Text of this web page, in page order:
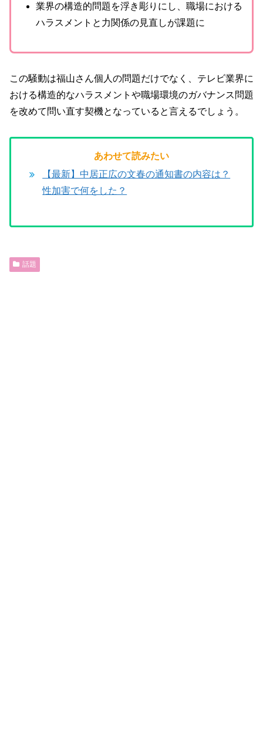
業界の構造的問題を浮き彫りにし、職場における
ハラスメントと力関係の見直しが課題に
この騒動は福山さん個人の問題だけでなく、テレビ業界に
おける構造的なハラスメントや職場環境のガバナンス問題
を改めて問い直す契機となっていると言えるでしょう。
あわせて読みたい
【最新】中居正広の文春の通知書の内容は？
性加害で何をした？
話題